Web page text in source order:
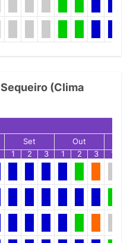
(Clima
Set Out
1 2 3 1 2 3 1